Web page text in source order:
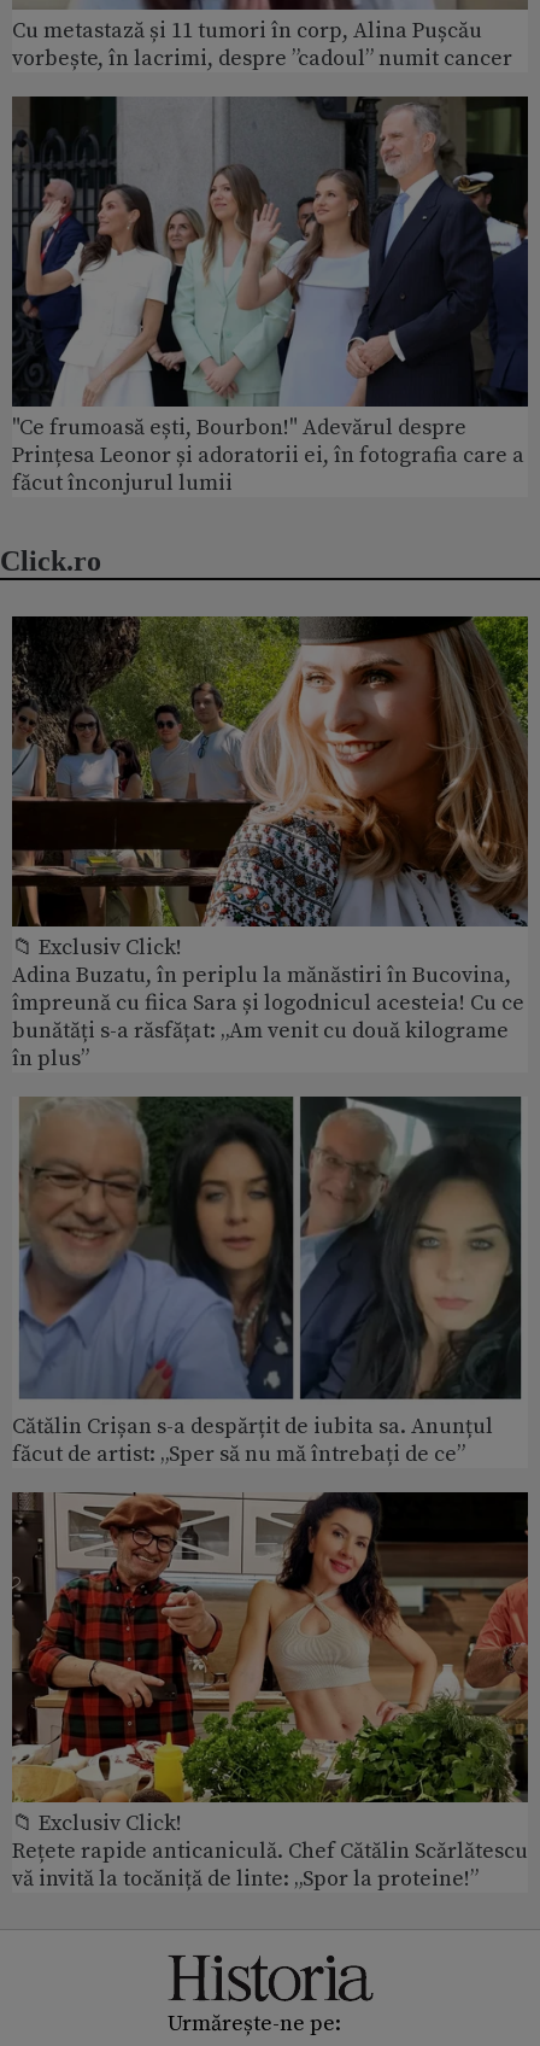
Cu metastază și 11 tumori în corp, Alina Pușcău
vorbește, în lacrimi, despre ”cadoul” numit cancer
"Ce frumoasă ești, Bourbon!" Adevărul despre
Prințesa Leonor și adoratorii ei, în fotografia care a
făcut înconjurul lumii
Click.ro
📁 Exclusiv Click!
Adina Buzatu, în periplu la mănăstiri în Bucovina,
împreună cu fiica Sara și logodnicul acesteia! Cu ce
bunătăți s-a răsfățat: „Am venit cu două kilograme
în plus”
Cătălin Crișan s-a despărțit de iubita sa. Anunțul
făcut de artist: „Sper să nu mă întrebați de ce”
📁 Exclusiv Click!
Rețete rapide anticaniculă. Chef Cătălin Scărlătescu
vă invită la tocăniță de linte: „Spor la proteine!”
Urmărește-ne pe: